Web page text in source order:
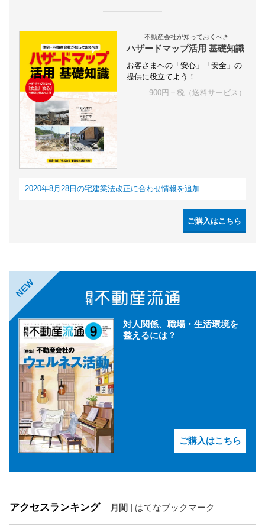
不動産会社が知っておくべき
ハザードマップ活用 基礎知識
お客さまへの「安心」「安全」の
提供に役立てよう！
900円＋税（送料サービス）
2020年8月28日の宅建業法改正に合わせ情報を追加
ご購入はこちら
NEW
対人関係、職場・生活環境を
整えるには？
ご購入はこちら
アクセスランキング 月間 はてなブックマーク